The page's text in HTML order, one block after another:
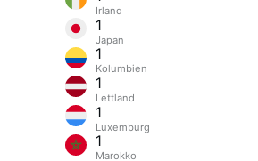
Irland
1
Japan
1
Kolumbien
1
Lettland
1
Luxemburg
1
Marokko